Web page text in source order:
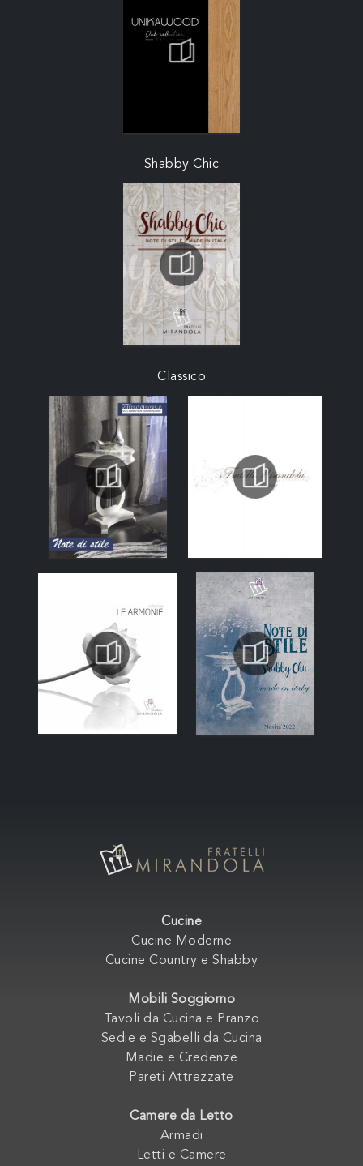
Shabby Chic
Classico
Cucine
Cucine Moderne
Cucine Country e Shabby
Mobili Soggiorno
Tavoli da Cucina e Pranzo
Sedie e Sgabelli da Cucina
Madie e Credenze
Pareti Attrezzate
Camere da Letto
Armadi
Letti e Camere